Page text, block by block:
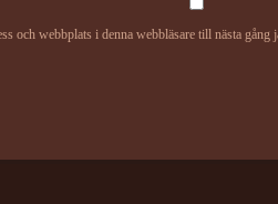
och webbplats i denna webbläsare till nästa gång